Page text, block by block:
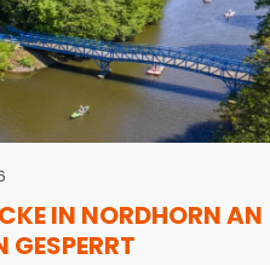
IN NORDHORN AN
GESPERRT